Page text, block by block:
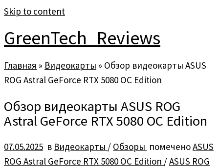
Skip to content
GreenTech_Reviews
Главная » Видеокарты » Обзор видеокарты ASUS
ROG Astral GeForce RTX 5080 OC Edition
Обзор видеокарты ASUS ROG
Astral GeForce RTX 5080 OC Edition
07.05.2025 в Видеокарты / Обзоры помеченоASUS
ROG Astral GeForce RTX 5080 OC Edition /ASUS ROG